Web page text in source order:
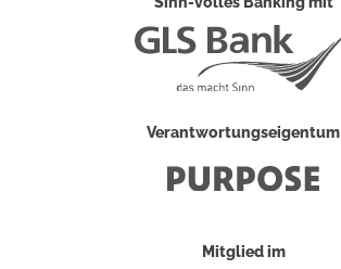
Verantwortungseigentum
Mitglied im